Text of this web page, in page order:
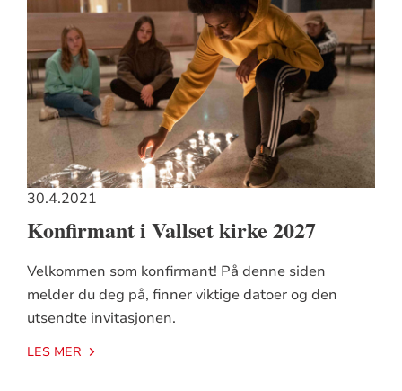
30.4.2021
Konfirmant i Vallset kirke 2027
Velkommen som konfirmant! På denne siden
melder du deg på, finner viktige datoer og den
utsendte invitasjonen.
LES MER